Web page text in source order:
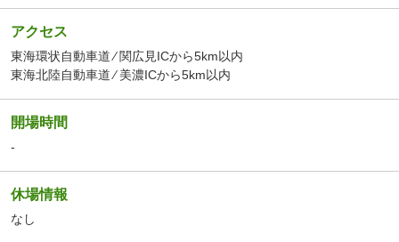
アクセス
東海環状自動車道 ⁄ 関広見ICから5km以内
東海北陸自動車道 ⁄ 美濃ICから5km以内
開場時間
-
休場情報
なし